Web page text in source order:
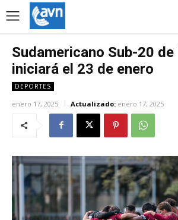
Sudamericano Sub-20 de
iniciará el 23 de enero
DEPORTES
enero 17, 2025 Actualizado: enero 17, 2025